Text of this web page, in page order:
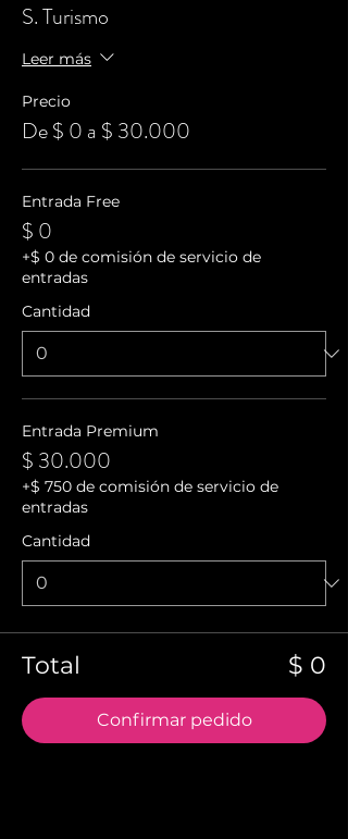
S. Turismo
Leer más
Precio
De $ 0 a $ 30.000
Entrada Free
$ 0
+$ 0 de comisión de servicio de
entradas
Cantidad
Entrada Premium
$ 30.000
+$ 750 de comisión de servicio de
entradas
Cantidad
Total $ 0
Confirmar pedido